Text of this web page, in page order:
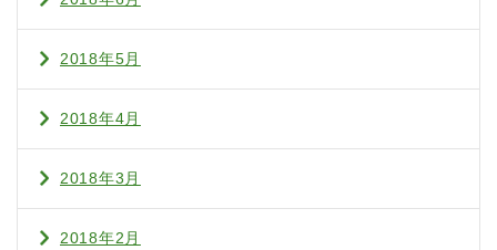
2018年5月
2018年4月
2018年3月
2018年2月